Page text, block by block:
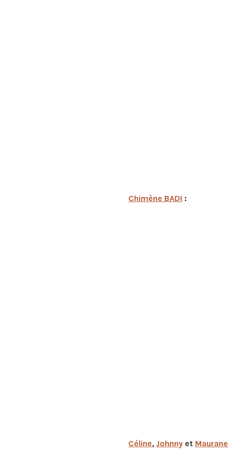
Chimène BADI :
Céline, Johnny et Maurane